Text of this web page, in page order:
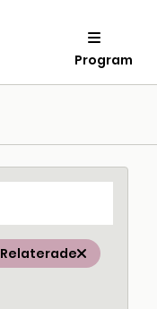
Program
Relaterade